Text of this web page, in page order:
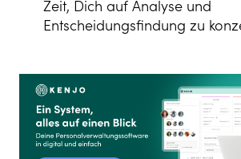
Zeit, Dich auf Analyse und
Entscheidungsfindung zu